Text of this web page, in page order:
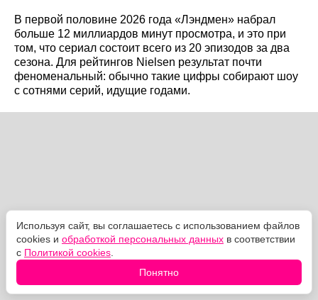
В первой половине 2026 года «Лэндмен» набрал
больше 12 миллиардов минут просмотра, и это при
том, что сериал состоит всего из 20 эпизодов за два
сезона. Для рейтингов Nielsen результат почти
феноменальный: обычно такие цифры собирают шоу
с сотнями серий, идущие годами.
Используя сайт, вы соглашаетесь с использованием файлов
cookies и обработкой персональных данных в соответствии
с Политикой cookies
Понятно